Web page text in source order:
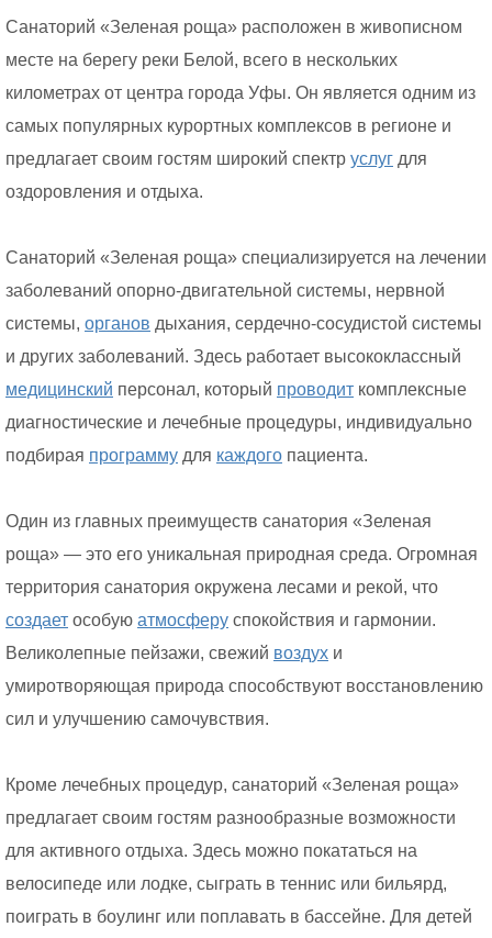
Санаторий «Зеленая роща» расположен в живописном
месте на берегу реки Белой, всего в нескольких
километрах от центра города Уфы. Он является одним из
самых популярных курортных комплексов в регионе и
предлагает своим гостям широкий спектр услуг для
оздоровления и отдыха.
Санаторий «Зеленая роща» специализируется на лечении
заболеваний опорно-двигательной системы, нервной
системы, органов дыхания, сердечно-сосудистой системы
и других заболеваний. Здесь работает высококлассный
медицинский персонал, который проводит комплексные
диагностические и лечебные процедуры, индивидуально
подбирая программу для каждого пациента.
Один из главных преимуществ санатория «Зеленая
роща» — это его уникальная природная среда. Огромная
территория санатория окружена лесами и рекой, что
создает особую атмосферу спокойствия и гармонии.
Великолепные пейзажи, свежий воздух и
умиротворяющая природа способствуют восстановлению
сил и улучшению самочувствия.
Кроме лечебных процедур, санаторий «Зеленая роща»
предлагает своим гостям разнообразные возможности
для активного отдыха. Здесь можно покататься на
велосипеде или лодке, сыграть в теннис или бильярд,
поиграть в боулинг или поплавать в бассейне. Для детей